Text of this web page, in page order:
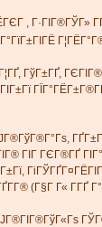
, Г·ГІГ®ГЎГ»
ГўГ±ГҐ,
ГІГ ГЄГ®ГҐ
(Г§Г Г« Г­ГҐ